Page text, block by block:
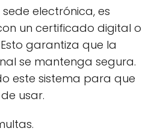
electrónica, es
un certificado digital o
garantiza que la
se mantenga segura.
este sistema para que
usar.